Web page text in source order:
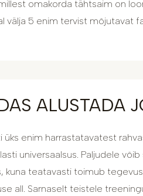
omakorda tähtsaim on
välja 5 enim tervist mõjutavat
ALUSTADA
üks enim harrastatavatest
universaalsus. Paljudele
kuna teatavasti toimub
all. Sarnaselt teistele